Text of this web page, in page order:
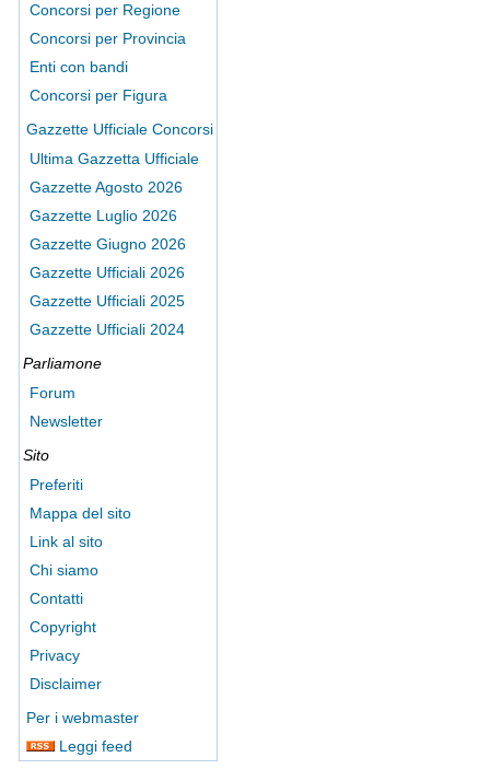
Concorsi per Regione
Concorsi per Provincia
Enti con bandi
Concorsi per Figura
Gazzette Ufficiale Concorsi
Ultima Gazzetta Ufficiale
Gazzette Agosto 2026
Gazzette Luglio 2026
Gazzette Giugno 2026
Gazzette Ufficiali 2026
Gazzette Ufficiali 2025
Gazzette Ufficiali 2024
Parliamone
Forum
Newsletter
Sito
Preferiti
Mappa del sito
Link al sito
Chi siamo
Contatti
Copyright
Privacy
Disclaimer
Per i webmaster
Leggi feed